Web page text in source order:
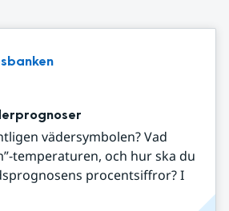
vädersymbolen? Vad
temperaturen, och hur ska du
procentsiffror? I